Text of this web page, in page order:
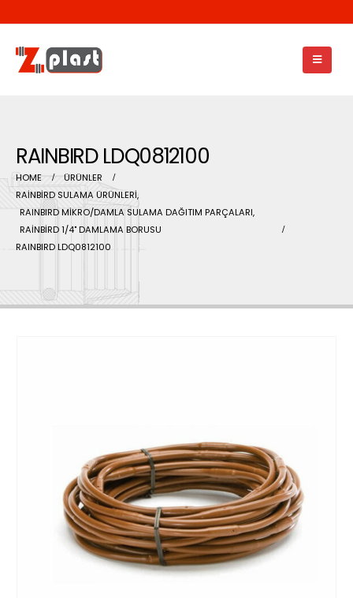
RAINBIRD LDQ0812100
HOME
ÜRÜNLER
RAİNBİRD SULAMA ÜRÜNLERİ,
RAINBIRD MİKRO/DAMLA SULAMA DAĞITIM PARÇALARI,
RAİNBİRD 1/4" DAMLAMA BORUSU
RAINBIRD LDQ0812100